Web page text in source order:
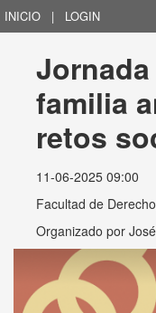
INICIO | LOGIN
familia
retos
11-06-2025 09:00
Facultad de
Organizado por